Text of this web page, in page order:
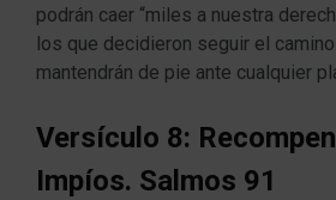
podrán caer “miles a nuestra
los que decidieron seguir el
mantendrán de pie ante cualquier
Versículo 8:
Impíos. Salmos 91